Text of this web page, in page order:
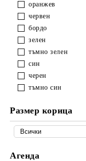
оранжев
червен
бордо
зелен
тъмно зелен
син
черен
тъмно син
Размер корица
Агенда